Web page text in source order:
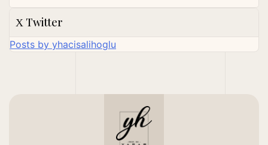
Twitter
Posts by yhacisalihoglu